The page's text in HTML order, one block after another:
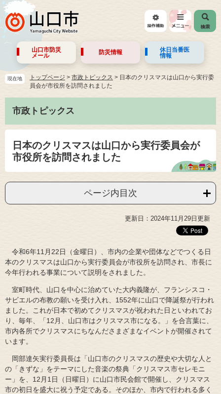
山口市防災
メール
防災情報
休日当番医
情報
現在地 トップページ > 市政トピックス > 日本のクリスマスは山口から実行委
員会が市役所を訪問されました
市政トピックス
日本のクリスマスは山口から実行委員会が
市役所を訪問されました
ページ内目次
更新日：2024年11月29日更新
令和6年11月22日（金曜日）、市内の企業や団体などでつくる日
本のクリスマスは山口から実行委員会が市役所を訪問され、市長に
今年行われる事業について説明をされました。
室町時代、山口を中心に治めていた大内義隆が、フランシスコ・
サビエルの布教の願いを受け入れ、1552年に山口で降誕祭が行われ
ました。これが日本で初めてクリスマスが祝われた日といわれてお
り、毎年、「12月、山口市はクリスマス市になる。」を合言葉に、
市内各所でクリスマスにちなんださまざまなイベントが開催されて
います。
岡部達矢実行委員長は「山口市のクリスマスの歴史や大切な人と
の「きずな」をテーマにした音楽の祭典「クリスマス市セレモニ
ー」を、12月1日（日曜日）に山口市民会館で開催し、クリスマス
市の初日を盛大に祝う予定である。そのほか、市内で行われる多く